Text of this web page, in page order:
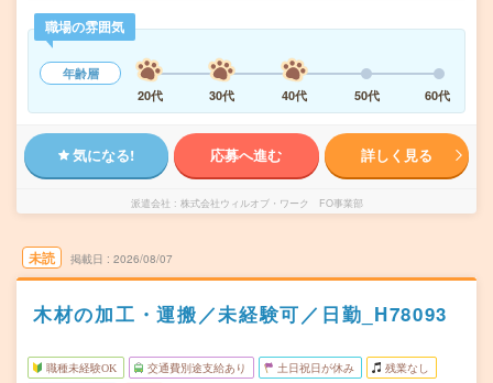
職場の雰囲気
年齢層
20代
30代 40代 50代 60代
気になる! 応募へ進む 詳しく見る
派遣会社 株式会社ウィルオブ・ワーク FO事業部
未読 掲載日 2026/08/07
木材の加工・運搬／未経験可／日勤_H78093
職種未経験OK 交通費別途支給あり 土日祝日が休み 残業なし